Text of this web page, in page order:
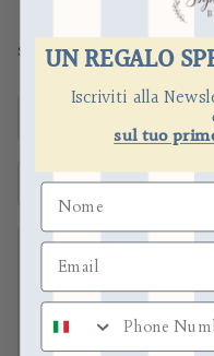
SCRIVICI UN MESSAGGIO
UN REGALO
Iscriviti alla
sul tuo
numero di telefono